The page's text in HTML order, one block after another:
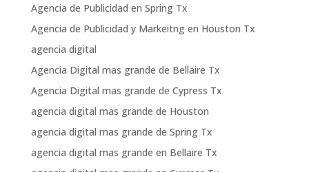
Agencia de Publicidad en Spring Tx
Agencia de Publicidad y Markeitng en Houston Tx
agencia digital
Agencia Digital mas grande de Bellaire Tx
Agencia Digital mas grande de Cypress Tx
agencia digital mas grande de Houston
agencia digital mas grande de Spring Tx
agencia digital mas grande en Bellaire Tx